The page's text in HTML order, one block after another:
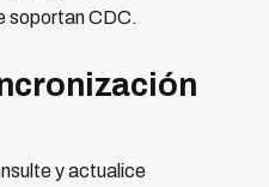
soportan CDC.
y actualice